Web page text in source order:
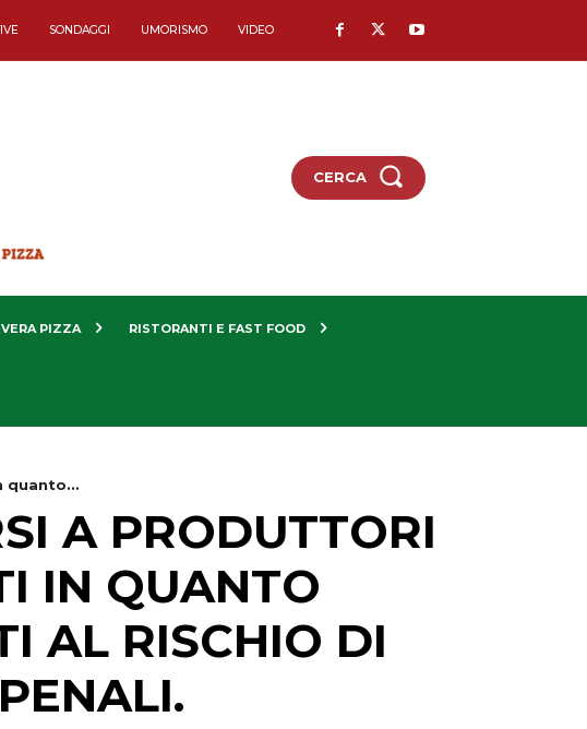
SONDAGGI UMORISMO VIDEO
CERCA
VERA PIZZA RISTORANTI E FAST FOOD
quanto...
A PRODUTTORI
IN QUANTO
AL RISCHIO DI